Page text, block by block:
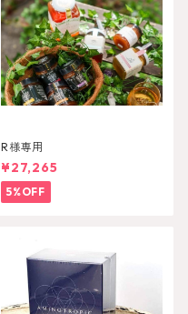
R様専用
¥27,265
5%OFF